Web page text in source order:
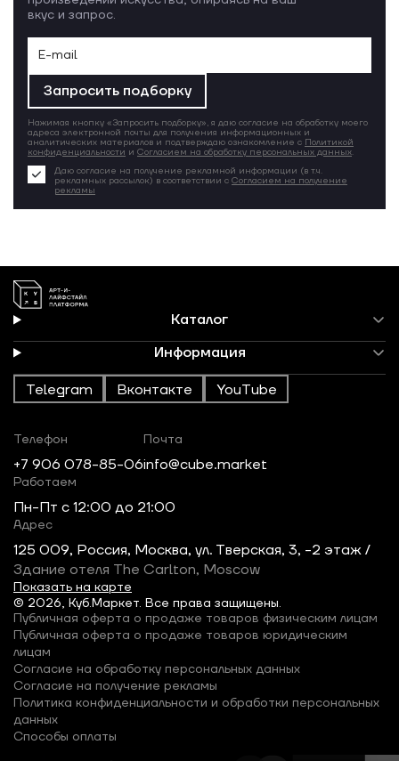
вкус и запрос.
Запросить подборку
Нажимая кнопку «Запросить подборку», я даю согласие на обработку моего
адреса электронной почты для получения информационных и
аналитических материалов и подтверждаю ознакомление с Политикой
конфиденциальности и Согласием на обработку персональных данных.
Даю согласие на получение рекламной информации (в т.ч.
рекламных рассылок) в соответствии с Согласием на получение
рекламы
Каталог
Информация
Telegram Вконтакте YouTube
© 2026, Куб.Маркет. Все права защищены.
Телефон
+7 906 078-85-06
Почта
info@cube.market
Работаем
Пн-Пт c 12:00 до 21:00
Адрес
125 009, Россия, Москва, ул. Тверская, 3, -2 этаж /
Здание отеля The Carlton, Moscow
Показать на карте
Публичная оферта о продаже товаров физическим лицам
Публичная оферта о продаже товаров юридическим
лицам
Согласие на обработку персональных данных
Согласие на получение рекламы
Политика конфиденциальности и обработки персональных
данных
Способы оплаты